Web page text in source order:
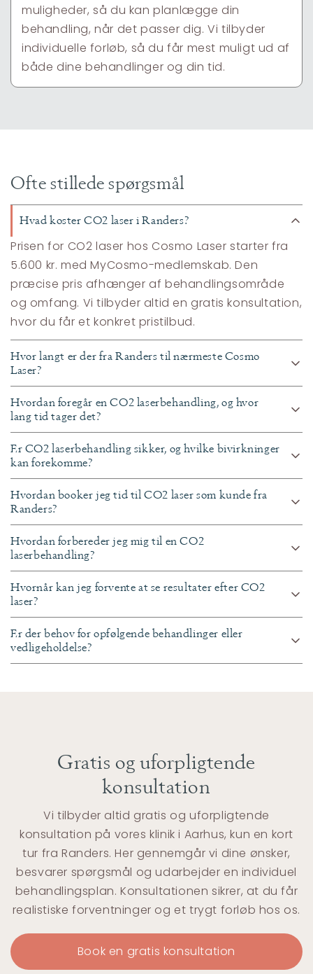
muligheder, så du kan planlægge din
behandling, når det passer dig. Vi tilbyder
individuelle forløb, så du får mest muligt ud af
både dine behandlinger og din tid.
Ofte stillede spørgsmål
Hvad koster CO2 laser i Randers?
Prisen for CO2 laser hos Cosmo Laser starter fra
5.600 kr. med MyCosmo-medlemskab. Den
præcise pris afhænger af behandlingsområde
og omfang. Vi tilbyder altid en gratis konsultation,
hvor du får et konkret pristilbud.
Hvor langt er der fra Randers til nærmeste Cosmo
Laser?
Hvordan foregår en CO2 laserbehandling, og hvor
lang tid tager det?
Er CO2 laserbehandling sikker, og hvilke bivirkninger
kan forekomme?
Hvordan booker jeg tid til CO2 laser som kunde fra
Randers?
Hvordan forbereder jeg mig til en CO2
laserbehandling?
Hvornår kan jeg forvente at se resultater efter CO2
laser?
Er der behov for opfølgende behandlinger eller
vedligeholdelse?
Gratis og uforpligtende
konsultation
Vi tilbyder altid gratis og uforpligtende
konsultation på vores klinik i Aarhus, kun en kort
tur fra Randers. Her gennemgår vi dine ønsker,
besvarer spørgsmål og udarbejder en individuel
behandlingsplan. Konsultationen sikrer, at du får
realistiske forventninger og et trygt forløb hos os.
Book en gratis konsultation